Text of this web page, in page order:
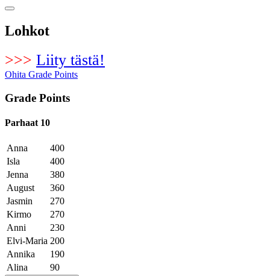
Lohkot
>>> Liity tästä!
Ohita Grade Points
Grade Points
Parhaat 10
Anna
400
Isla
400
Jenna
380
August
360
Jasmin
270
Kirmo
270
Anni
230
Elvi-Maria 200
Annika
190
Alina
90